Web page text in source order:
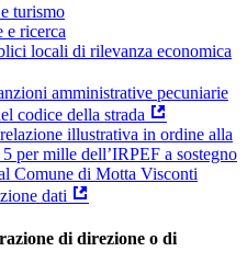
turismo
e ricerca
locali di rilevanza economica
amministrative pecuniarie
codice della strada
illustrativa in ordine alla
per mille dell’IRPEF a sostegno
Comune di Motta Visconti
dati
di direzione o di